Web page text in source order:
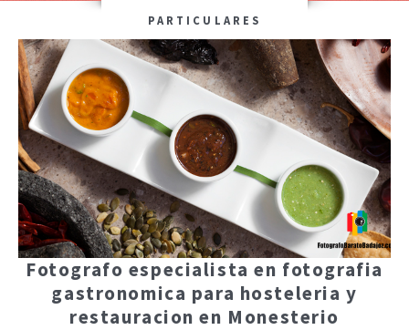
PARTICULARES
Fotografo especialista en fotografia
gastronomica para hosteleria y
restauracion en Monesterio